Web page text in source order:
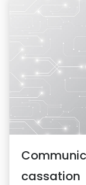
cassation